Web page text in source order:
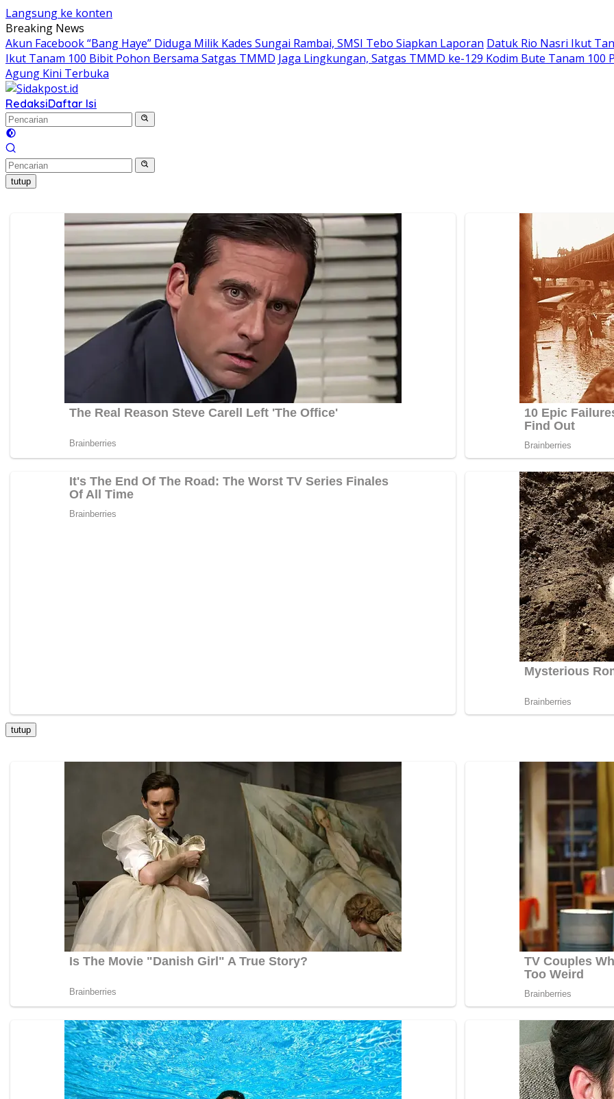
Langsung ke konten
Breaking News
Akun Facebook “Bang Haye” Diduga Milik Kades Sungai Rambai, SMSI Tebo Siapkan Laporan Datuk Rio Nasri Ikut
Ikut Tanam 100 Bibit Pohon Bersama Satgas TMMD Jaga Lingkungan, Satgas TMMD ke-129 Kodim Bute Tanam 100
Agung Kini Terbuka
RedaksiDaftar Isi
tutup
tutup